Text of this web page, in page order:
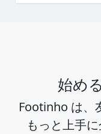
始め
Footinho は、
もっと上手